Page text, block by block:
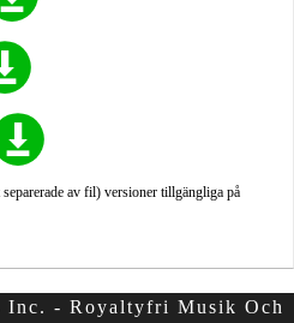
av fil) versioner tillgängliga på
Inc. - Royaltyfri Musik Och